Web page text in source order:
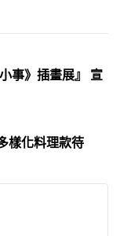
事》插畫展』 宣
樣化料理款待